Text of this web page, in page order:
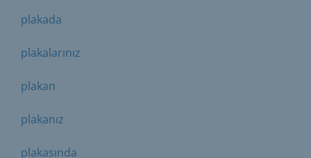
plakada
plakalarınız
plakan
plakanız
plakasında